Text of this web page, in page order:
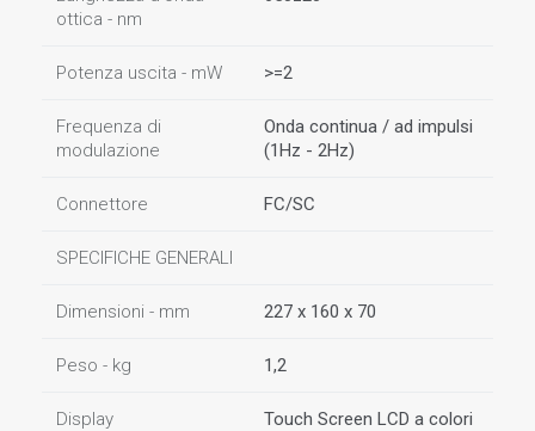
ottica - nm
Potenza uscita - mW >=2
Frequenza di
modulazione
Onda continua / ad impulsi
(1Hz - 2Hz)
Connettore FC/SC
SPECIFICHE GENERALI
Dimensioni - mm 227 x 160 x 70
Peso - kg 1,2
Display
Touch Screen LCD a colori